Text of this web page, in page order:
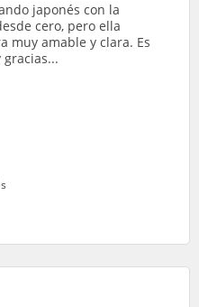
japonés con la
cero, pero ella
muy amable y clara. Es